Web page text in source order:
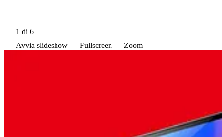
1 di 6
Avvia slideshow
Fullscreen Zoom